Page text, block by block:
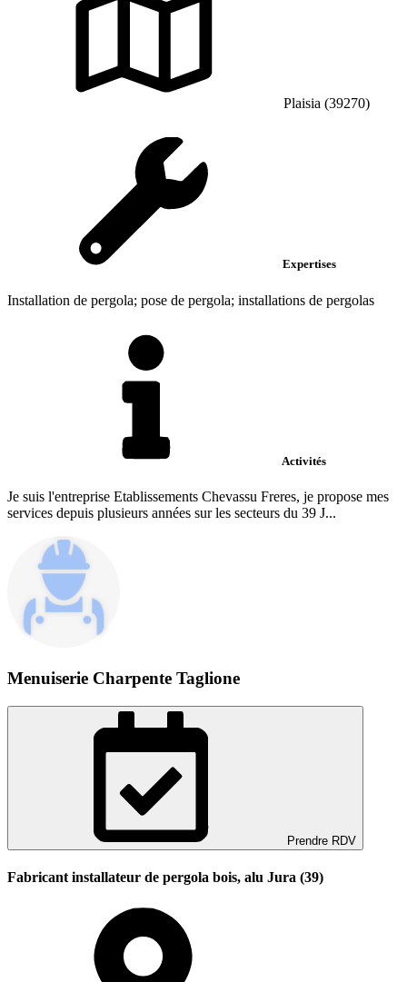
Plaisia (39270)
Expertises
Installation de pergola; pose de pergola; installations de pergolas
Activités
Je suis l'entreprise Etablissements Chevassu Freres, je propose mes
services depuis plusieurs années sur les secteurs du 39 J...
Menuiserie Charpente Taglione
Prendre RDV
Fabricant installateur de pergola bois, alu Jura (39)